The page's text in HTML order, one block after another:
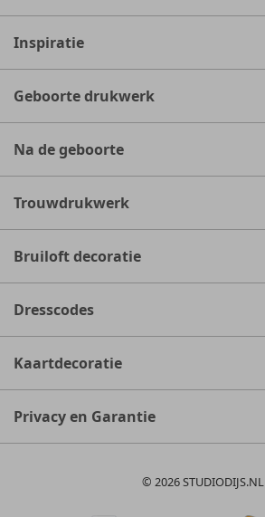
Inspiratie
Geboorte drukwerk
Na de geboorte
Trouwdrukwerk
Bruiloft decoratie
Dresscodes
Kaartdecoratie
Privacy en Garantie
© 2026 STUDIODIJS.NL